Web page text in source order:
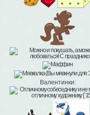
Валентинки: